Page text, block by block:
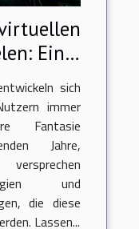
Ein
sich
immer
Fantasie
Jahre,
und
die diese
Lassen...